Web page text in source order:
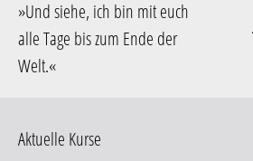
»Und siehe, ich bin mit euch
alle Tage bis zum Ende der
Welt.«
Aktuelle Kurse